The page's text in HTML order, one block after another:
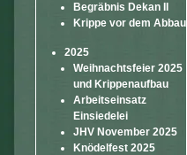
Begräbnis Dekan II
Krippe vor dem Abbau
2025
Weihnachtsfeier 2025
und Krippenaufbau
Arbeitseinsatz
Einsiedelei
JHV November 2025
Knödelfest 2025